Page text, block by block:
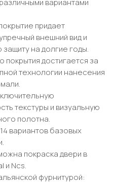
вариантами
придает
внешний вид и
на долгие годы.
достигается за
технологии нанесения
текстуры и визуальную
полотна.
вариантов базовых
покраска двери в
и Ncs.
фурнитурой: